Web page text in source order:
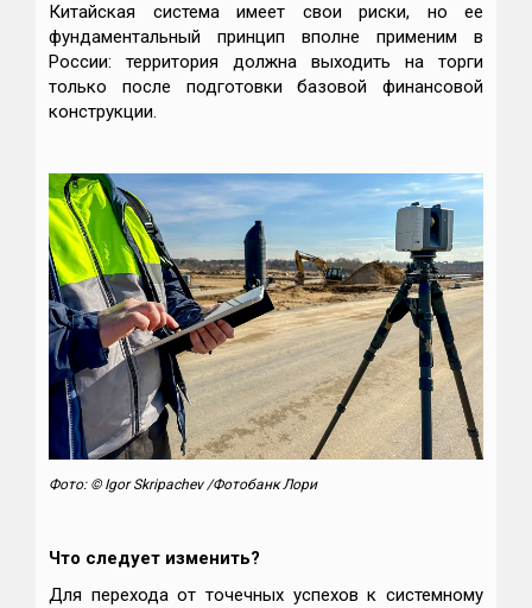
Китайская система имеет свои риски, но ее
фундаментальный принцип вполне применим в
России: территория должна выходить на торги
только после подготовки базовой финансовой
конструкции.
Фото: © Igor Skripachev /Фотобанк Лори
Что следует изменить?
Для перехода от точечных успехов к системному